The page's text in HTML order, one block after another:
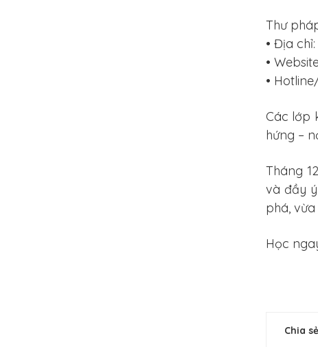
Thư
• Địa chỉ:
•
•
Các lớp
hứng –
Tháng
và đầy
phá,
Học
Chia sẻ